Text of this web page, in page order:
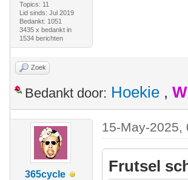
Topics: 11
Lid sinds: Jul 2019
Bedankt: 1051
3435 x bedankt in
1534 berichten
Zoek
Bedankt door: Hoekie ,
365cycle
15-May-2025,
Frutsel